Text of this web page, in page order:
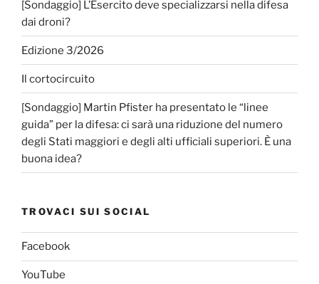
[Sondaggio] L’Esercito deve specializzarsi nella difesa
dai droni?
Edizione 3/2026
Il cortocircuito
[Sondaggio] Martin Pfister ha presentato le “linee
guida” per la difesa: ci sarà una riduzione del numero
degli Stati maggiori e degli alti ufficiali superiori. È una
buona idea?
TROVACI SUI SOCIAL
Facebook
YouTube